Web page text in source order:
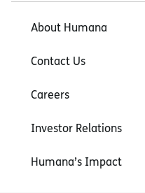
About Humana
Contact Us
Careers
Investor Relations
Humana’s Impact